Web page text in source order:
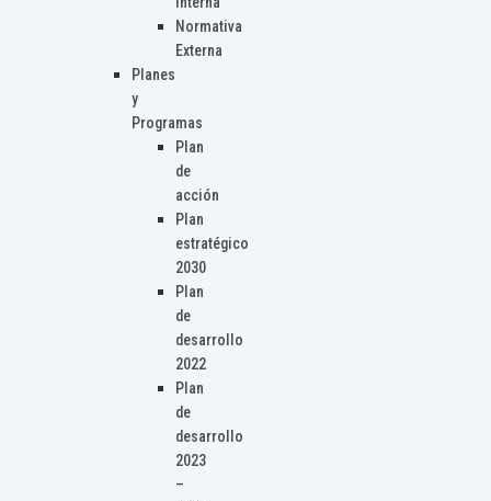
Normativa
Externa
Planes
y
Programas
Plan
de
acción
Plan
estratégico
2030
Plan
de
desarrollo
2022
Plan
de
desarrollo
2023
–